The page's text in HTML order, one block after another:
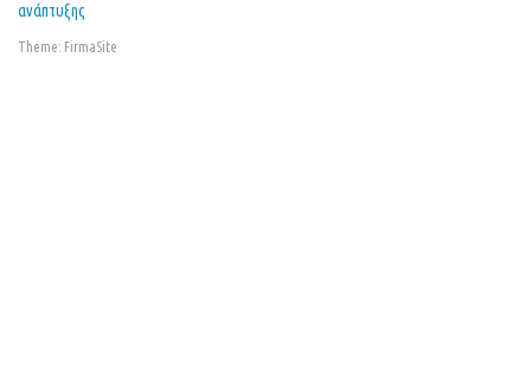
ανάπτυξης
Theme: FirmaSite